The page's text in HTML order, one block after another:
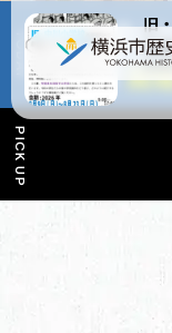
企画展・特別
2026
旧・中川
を知ろう
2026 年８
PICK UP
TODAY 08/09 .sun
9:00
本日は開